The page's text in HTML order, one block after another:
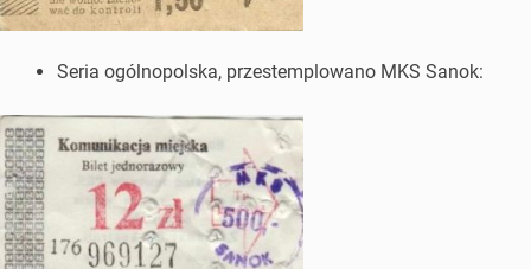
Seria ogólnopolska, przestemplowano MKS Sanok: